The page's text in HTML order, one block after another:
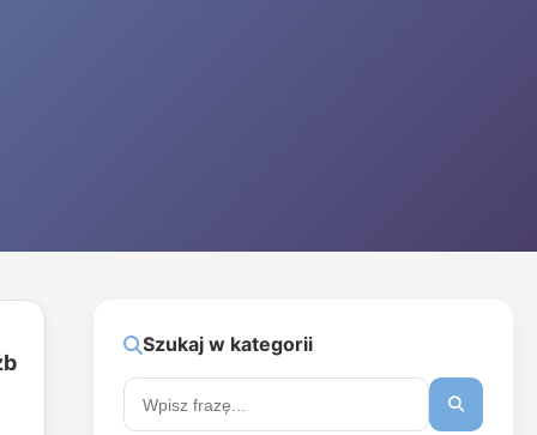
Szukaj w kategorii